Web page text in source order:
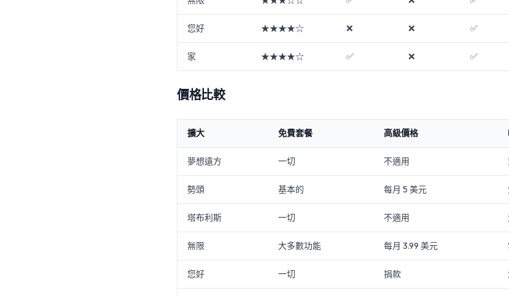
您好 ★★★★☆ ❌ ❌ ✅
家 ★★★★☆ ✅ ❌ ✅
價格比較
擴大 免費套餐 高級價格
夢想遠方 一切 不適用
勢頭 基本的 每月 5 美元
塔布利斯 一切 不適用
無限 大多數功能 每月 3.99 美元
您好 一切 捐款